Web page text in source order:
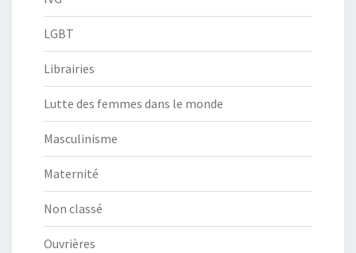
LGBT
Librairies
Lutte des femmes dans le monde
Masculinisme
Maternité
Non classé
Ouvrières